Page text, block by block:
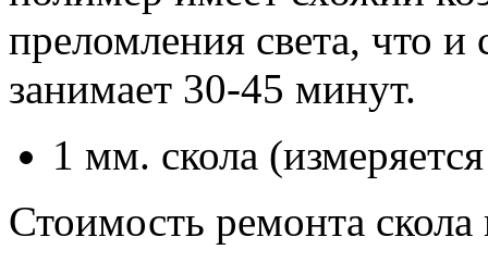
преломления света, что и
занимает 30-45 минут.
1 мм. скола
Стоимость ремонта